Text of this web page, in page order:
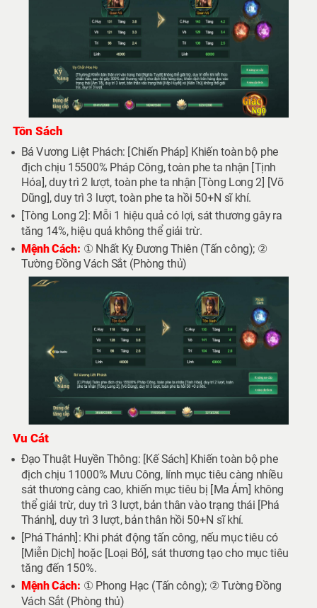
Tôn Sách
Bá Vương Liệt Phách: [Chiến Pháp] Khiến toàn bộ phe
địch chịu 15500% Pháp Công, toàn phe ta nhận [Tịnh
Hóa], duy trì 2 lượt, toàn phe ta nhận [Tòng Long 2] [Võ
Dũng], duy trì 3 lượt, toàn phe ta hồi 50+N sĩ khí.
[Tòng Long 2]: Mỗi 1 hiệu quả có lợi, sát thương gây ra
tăng 14%, hiệu quả không thể giải trừ.
Mệnh Cách: ① Nhất Kỵ Đương Thiên (Tấn công); ②
Tường Đồng Vách Sắt (Phòng thủ)
Vu Cát
Đạo Thuật Huyền Thông: [Kế Sách] Khiến toàn bộ phe
địch chịu 11000% Mưu Công, lính mục tiêu càng nhiều
sát thương càng cao, khiến mục tiêu bị [Ma Ám] không
thể giải trừ, duy trì 3 lượt, bản thân vào trạng thái [Phá
Thánh], duy trì 3 lượt, bản thân hồi 50+N sĩ khí.
[Phá Thánh]: Khi phát động tấn công, nếu mục tiêu có
[Miễn Dịch] hoặc [Loại Bỏ], sát thương tạo cho mục tiêu
tăng đến 150%.
Mệnh Cách: ① Phong Hạc (Tấn công); ② Tường Đồng
Vách Sắt (Phòng thủ)